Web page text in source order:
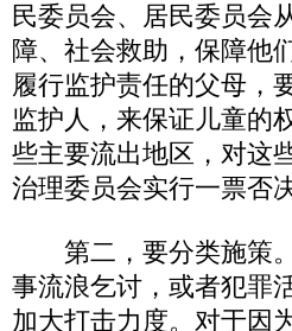
民委员会、居民委员会
障、社会救助，保障他
履行监护责任的父母，
监护人，来保证儿童的
些主要流出地区，对这
治理委员会实行一票否
第二，要分类施策。
事流浪乞讨，或者犯罪
加大打击力度。对于因